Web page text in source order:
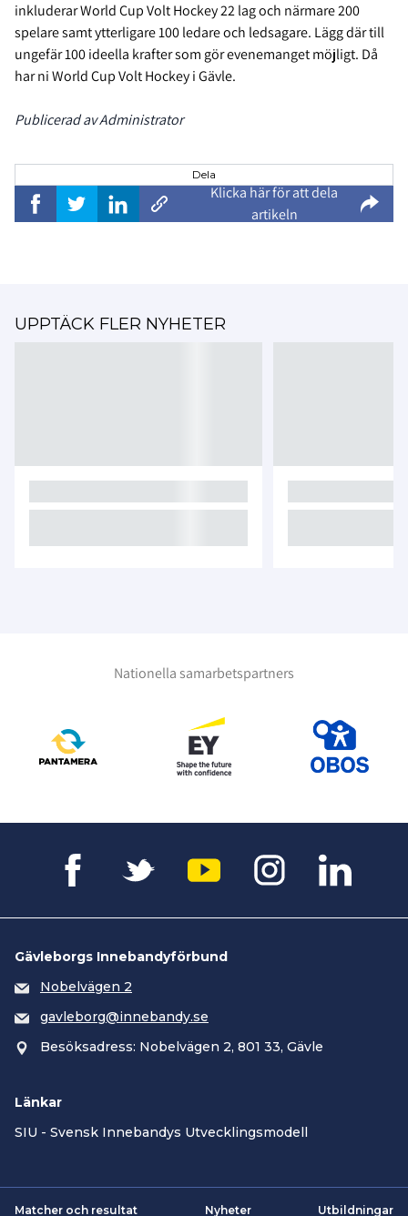
inkluderar World Cup Volt Hockey 22 lag och närmare 200
spelare samt ytterligare 100 ledare och ledsagare. Lägg där till
ungefär 100 ideella krafter som gör evenemanget möjligt. Då
har ni World Cup Volt Hockey i Gävle.
Publicerad av Administrator
Dela
Klicka här för att dela
artikeln
UPPTÄCK FLER NYHETER
Nationella samarbetspartners
Gävleborgs Innebandyförbund
Nobelvägen 2
gavleborg@innebandy.se
Besöksadress: Nobelvägen 2, 801 33, Gävle
Länkar
SIU - Svensk Innebandys Utvecklingsmodell
Matcher och resultat Nyheter Utbildningar